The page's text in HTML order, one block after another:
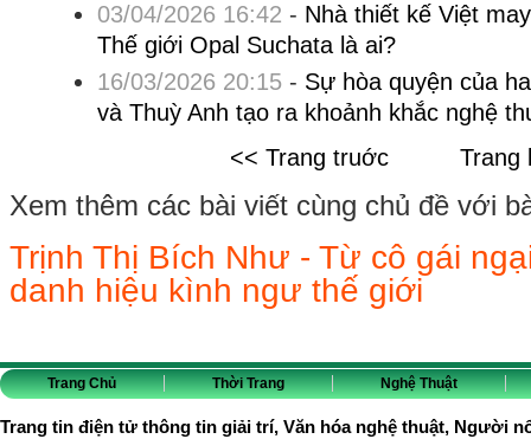
03/04/2026 16:42 - Nhà thiết kế Việt
Thế giới Opal Suchata là ai?
16/03/2026 20:15- Sự hòa quyện của
và Thuỳ Anh tạo ra khoảnh khắc nghệ
<< Trang truớc
Trang
Xem thêm các bài viết cùng chủ đề với
Trịnh Thị Bích Như - Từ cô gái
danh hiệu kình ngư thế giới
Trang Chủ Thời Trang Nghệ Thuật
Trang tin điện tử thông tin giải trí, Văn hóa nghệ thuật, Người